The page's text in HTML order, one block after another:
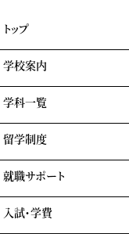
トップ
学校案内
学園情報・教育理念
リアルな実習室
業界出身の自慢の講師陣
学科一覧
エアライン科
ホテル科
テーマパーク科
留学制度
GOTEMBA ENGLISH CAMP
就職サポート
就職内定実績一覧
入試・学費